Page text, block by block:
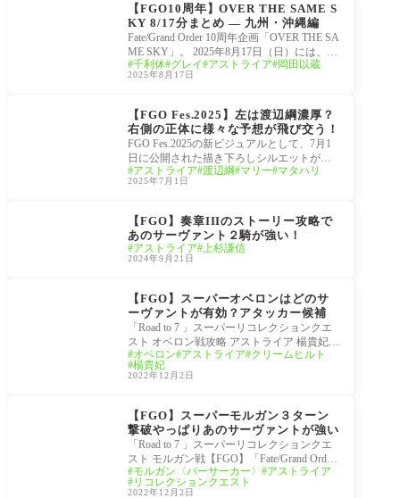
【FGO10周年】OVER THE SAME S
KY 8/17分まとめ ― 九州・沖縄編
Fate/Grand Order 10周年企画「OVER THE SA
ME SKY」。 2025年8月17日（日）には、九
州・沖縄エリアを舞台にした新聞広告が展
開されました。 今回
千利休 グレイ アストライア 岡田以蔵
2025年8月17日
【FGO Fes.2025】左は渡辺綱濃厚？
右側の正体に様々な予想が飛び交う！
FGO Fes.2025の新ビジュアルとして、7月1
日に公開された描き下ろしシルエットが早
くも話題に。 左の人物は「渡辺綱」でほぼ
確定とする
アストライア 渡辺綱 マリー マタハリ
2025年7月1日
【FGO】奏章IIIのストーリー攻略で
あのサーヴァント２騎が強い！
アストライア 上杉謙信
2024年9月21日
【FGO】スーパーオベロンはどのサ
ーヴァントが有効？アタッカー候補
「Road to 7 」スーパーリコレクションクエ
スト オベロン戦攻略 アストライア 楊貴妃
クリームヒルト 謎のヒロインXX【FGO】
「Fate/Grand Or
オベロン アストライア クリームヒルト
楊貴妃
2022年12月2日
【FGO】スーパーモルガン３ターン
撃破やっぱりあのサーヴァントが強い
「Road to 7 」スーパーリコレクションクエ
スト モルガン戦【FGO】「Fate/Grand Orde
r」iOS/Android 対応スマホゲーム
モルガン〈バーサーカー〉
アストライア
リコレクションクエスト
2022年12月2日